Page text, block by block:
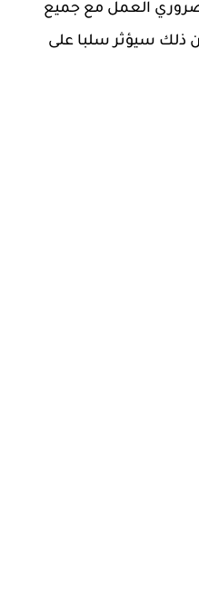
العمل مع جميع
ذلك سيؤثر سلبا على